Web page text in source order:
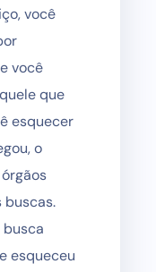
você
você
que
esquecer
o
buscas.
busca
esqueceu